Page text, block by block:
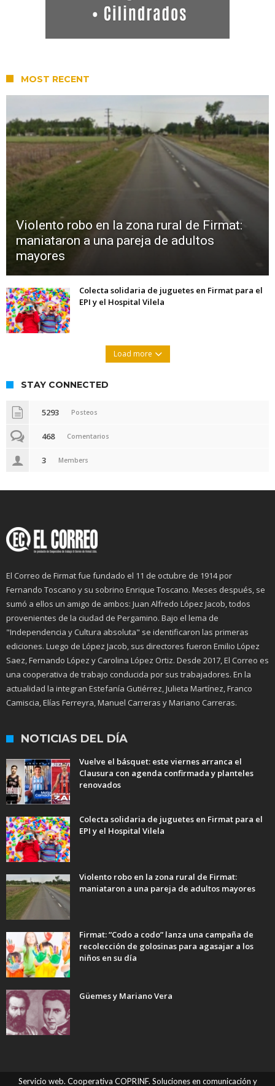
MOST RECENT
Violento robo en la zona rural de Firmat:
maniataron a una pareja de adultos
mayores
Colecta solidaria de juguetes en Firmat para el
EPI y el Hospital Vilela
Load more
STAY CONNECTED
5293 Posteos
468 Comentarios
3 Members
El Correo de Firmat fue fundado el 11 de octubre de 1914 por
Fernando Toscano y su sobrino Enrique Toscano. Meses después, se
sumó a ellos un amigo de ambos: Juan Alfredo López Jacob, todos
provenientes de la ciudad de Pergamino. Bajo el lema de
"Independencia y Cultura absoluta" se identificaron las primeras
ediciones. Luego de López Jacob, sus directores fueron Emilio López
Saez, Fernando López y Carolina López Ortiz. Desde 2017, El Correo es
una cooperativa de trabajo conducida por sus trabajadores. En la
actualidad la integran Estefanía Gutiérrez, Julieta Martínez, Franco
Camiscia, Elías Ferreyra, Manuel Carreras y Mariano Carreras.
NOTICIAS DEL DÍA
Vuelve el básquet: este viernes arranca el
Clausura con agenda confirmada y planteles
renovados
Colecta solidaria de juguetes en Firmat para el
EPI y el Hospital Vilela
Violento robo en la zona rural de Firmat:
maniataron a una pareja de adultos mayores
Firmat: “Codo a codo” lanza una campaña de
recolección de golosinas para agasajar a los
niños en su día
Güemes y Mariano Vera
Servicio web. Cooperativa COPRINF. Soluciones en comunicación y